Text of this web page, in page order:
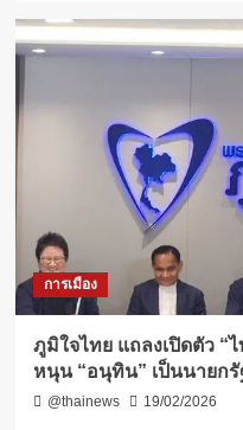
การเมือง
ภูมิใจไทย แถลงเปิดตัว “
หนุน “อนุทิน” เป็นนายก
@thainews 19/02/2026